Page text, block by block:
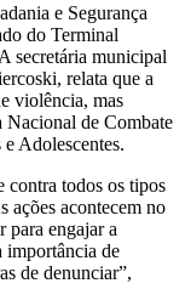
e Segurança
do Terminal
secretária municipal
relata que a
violência, mas
Nacional de Combate
Adolescentes.
contra todos os tipos
ações acontecem no
engajar a
importância de
de denunciar”,